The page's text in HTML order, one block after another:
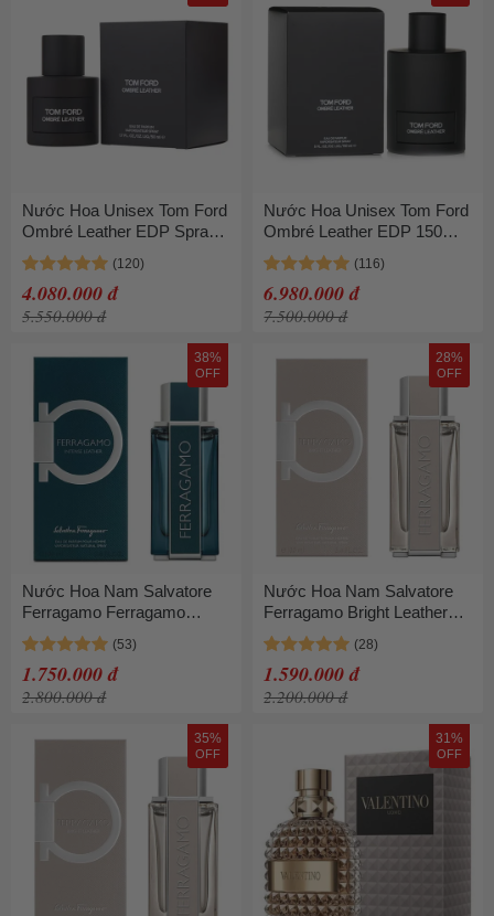
Nước Hoa Unisex Tom Ford
Ombré Leather EDP Spray
50ml
4.080.000 đ
5.550.000 đ
Nước Hoa Unisex Tom Ford
Ombré Leather EDP 150ml
Thanh Lịch
6.980.000 đ
7.500.000 đ
38%
OFF
Nước Hoa Nam Salvatore
Ferragamo Ferragamo
Intense Leather EDP 100ml
Nam Tính
1.750.000 đ
2.800.000 đ
28%
OFF
Nước Hoa Nam Salvatore
Ferragamo Bright Leather
Pour Homme Eau de Toilette
100ml
1.590.000 đ
2.200.000 đ
35%
OFF
31%
OFF